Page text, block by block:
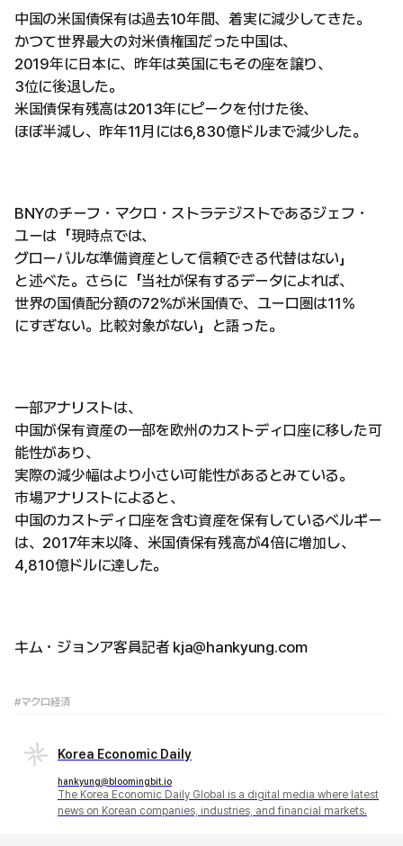
中国の米国債保有は過去10年間、着実に減少してきた。
かつて世界最大の対米債権国だった中国は、
2019年に日本に、昨年は英国にもその座を譲り、
3位に後退した。
米国債保有残高は2013年にピークを付けた後、
ほぼ半減し、昨年11月には6,830億ドルまで減少した。
BNYのチーフ・マクロ・ストラテジストであるジェフ・
ユーは「現時点では、
グローバルな準備資産として信頼できる代替はない」
と述べた。さらに「当社が保有するデータによれば、
世界の国債配分額の72%が米国債で、ユーロ圏は11%
にすぎない。比較対象がない」と語った。
一部アナリストは、
中国が保有資産の一部を欧州のカストディ口座に移した可
能性があり、
実際の減少幅はより小さい可能性があるとみている。
市場アナリストによると、
中国のカストディ口座を含む資産を保有しているベルギー
は、2017年末以降、米国債保有残高が4倍に増加し、
4,810億ドルに達した。
キム・ジョンア客員記者 kja@hankyung.com
#マクロ経済
Korea Economic Daily
hankyung@bloomingbit.io
The Korea Economic Daily Global is a digital media where latest
news on Korean companies, industries, and financial markets.